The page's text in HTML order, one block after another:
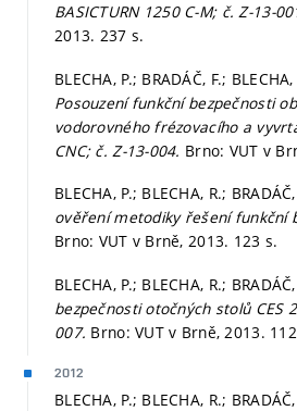
BASICTURN 1250 C-M; č. Z-13-
2013. 237 s.
BLECHA, P.; BRADÁČ, F.;
Posouzení funkční bezpečnosti
vodorovného frézovacího a
CNC; č. Z-13-004. Brno: VUT v
BLECHA, P.; BLECHA, R.; BRADÁČ,
ověření metodiky řešení funkční
Brno: VUT v Brně, 2013. 123 s.
BLECHA, P.; BLECHA, R.; BRADÁČ,
bezpečnosti otočných stolů CES
007. Brno: VUT v Brně, 2013.
2012
BLECHA, P.; BLECHA, R.; BRADÁČ,